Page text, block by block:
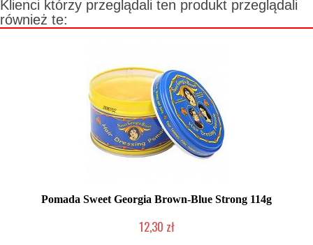
Klienci którzy przeglądali ten produkt przeglądali
również te:
Pomada Sweet Georgia Brown-Blue Strong 114g
12,30 zł